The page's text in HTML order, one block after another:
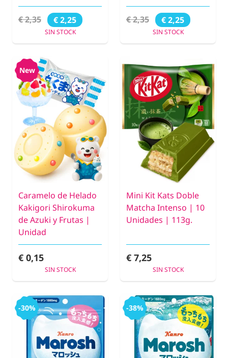
€ 2,35 € 2,25
SIN STOCK
€ 2,35 € 2,25
SIN STOCK
New
Caramelo de Helado
Kakigori Shirokuma
de Azuki y Frutas |
Unidad
€ 0,15
SIN STOCK
Mini Kit Kats Doble
Matcha Intenso | 10
Unidades | 113g.
€ 7,25
SIN STOCK
-30% -38%